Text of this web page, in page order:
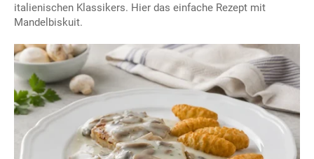
italienischen Klassikers. Hier das einfache Rezept mit
Mandelbiskuit.